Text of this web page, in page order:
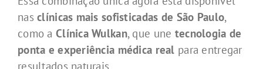
nasclínicas mais sofisticadas de São Paulo,
como a Clínica Wulkan, que une tecnologia de
ponta e experiência médica real para entregar
resultados naturais